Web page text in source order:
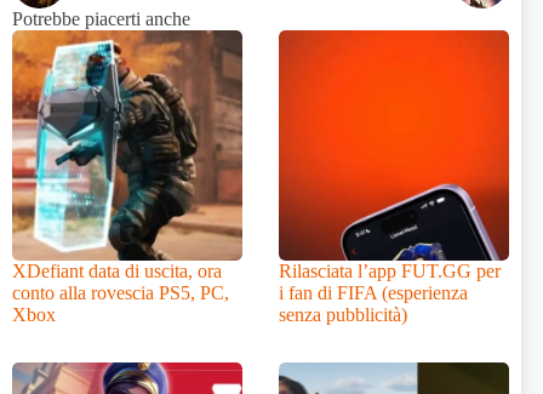
Potrebbe piacerti anche
XDefiant data di uscita, ora
conto alla rovescia PS5, PC,
Xbox
Rilasciata l’app FUT.GG per
i fan di FIFA (esperienza
senza pubblicità)